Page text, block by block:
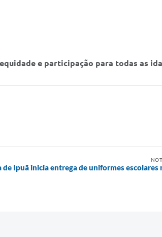
e participação para todas as
Ipuã inicia entrega de uniformes escolares